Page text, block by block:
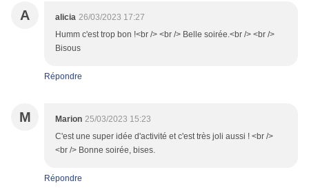
A alicia 26/03/2023 17:27
Humm c'est trop bon !<br /> <br /> Belle soirée.<br /> <br />
Bisous
Répondre
M Marion 25/03/2023 15:23
C'est une super idée d'activité et c'est très joli aussi ! <br />
<br /> Bonne soirée, bises.
Répondre